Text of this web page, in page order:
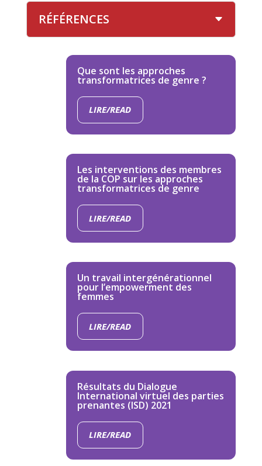
RÉFÉRENCES
Que sont les approches
transformatrices de genre ?
LIRE/READ
Les interventions des membres
de la COP sur les approches
transformatrices de genre
LIRE/READ
Un travail intergénérationnel
pour l’empowerment des
femmes
LIRE/READ
Résultats du Dialogue
International virtuel des parties
prenantes (ISD) 2021
LIRE/READ